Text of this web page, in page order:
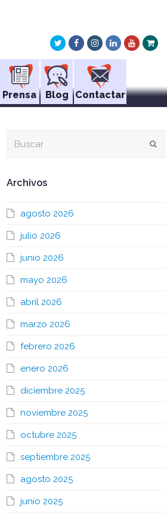
TwitterFacebookInstagram
LinkedInYoutube
Xing
Prensa Blog Contactar
Archivos
agosto 2026
julio 2026
junio 2026
mayo 2026
abril 2026
marzo 2026
febrero 2026
enero 2026
diciembre 2025
noviembre 2025
octubre 2025
septiembre 2025
agosto 2025
junio 2025